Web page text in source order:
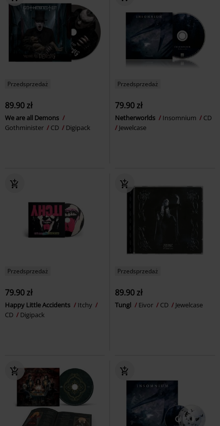
Przedsprzedaż
89.90 zł
We are all Demons
Gothminister
CD Digipack
Przedsprzedaż
79.90 zł
Netherworlds Insomnium
CD
Jewelcase
Przedsprzedaż
79.90 zł
Happy Little Accidents
Itchy
CD
Digipack
Przedsprzedaż
89.90 zł
Tungl Eivor CD Jewelcase